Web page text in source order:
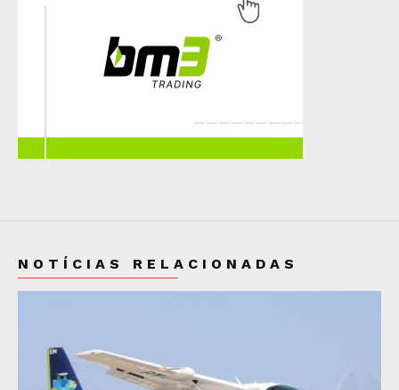
NOTÍCIAS RELACIONADAS